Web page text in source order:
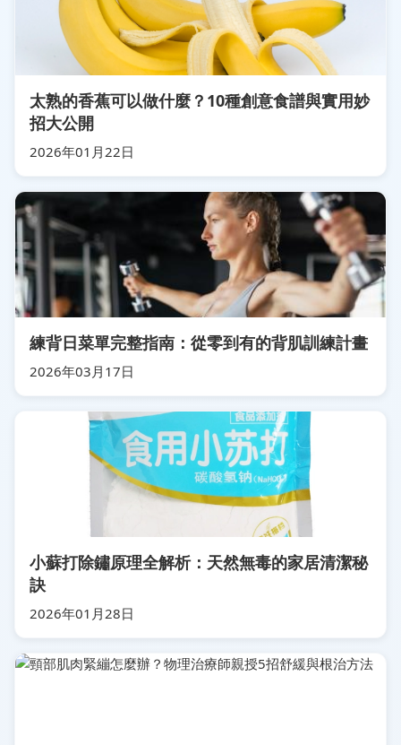
太熟的香蕉可以做什麼？10種創意食譜與實用妙
招大公開
2026年01月22日
練背日菜單完整指南：從零到有的背肌訓練計畫
2026年03月17日
小蘇打除鏽原理全解析：天然無毒的家居清潔秘
訣
2026年01月28日